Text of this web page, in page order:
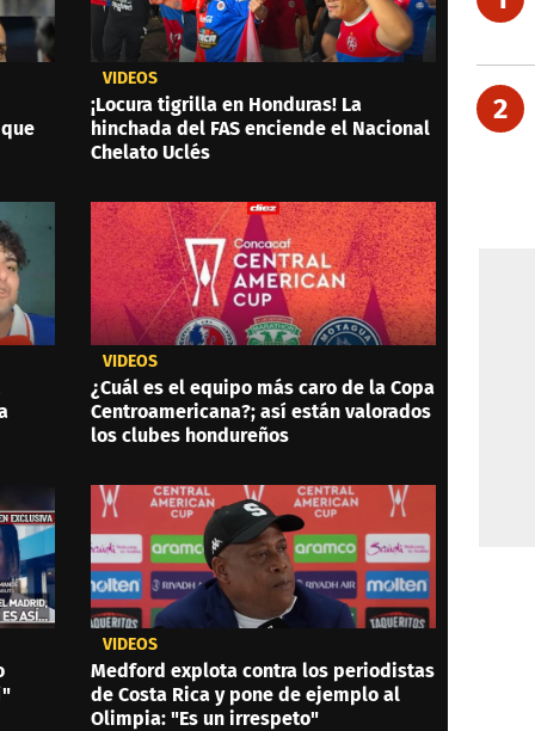
VIDEOS
¡Locura tigrilla en Honduras! La
hinchada del FAS enciende el Nacional
Chelato Uclés
VIDEOS
¿Cuál es el equipo más caro de la Copa
Centroamericana?; así están valorados
los clubes hondureños
VIDEOS
Medford explota contra los periodistas
de Costa Rica y pone de ejemplo al
Olimpia: "Es un irrespeto"
2